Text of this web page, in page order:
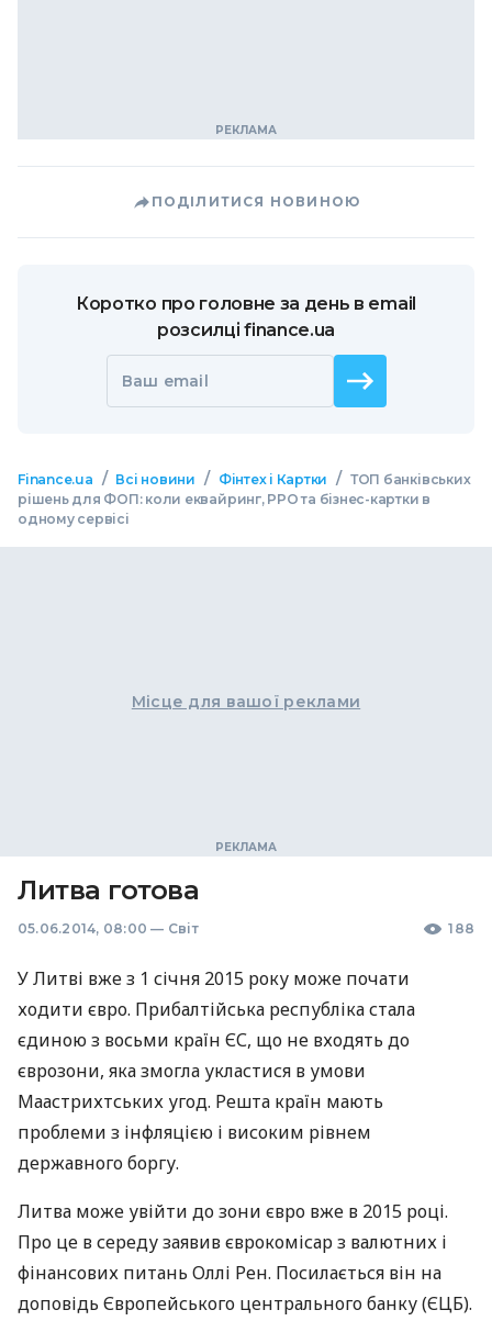
ПОДІЛИТИСЯ НОВИНОЮ
Коротко про головне за день в email
розсилці finance.ua
Ваш email
Finance.ua / Всі новини / Фінтех і Картки / ТОП банківських
рішень для ФОП: коли еквайринг, РРО та бізнес-картки в
одному сервісі
Місце для вашої реклами
Литва готова
05.06.2014, 08:00 — Світ 188
У Литві вже з 1 січня 2015 року може почати
ходити євро. Прибалтійська республіка стала
єдиною з восьми країн ЄС, що не входять до
єврозони, яка змогла укластися в умови
Маастрихтських угод. Решта країн мають
проблеми з інфляцією і високим рівнем
державного боргу.
Литва може увійти до зони євро вже в 2015 році.
Про це в середу заявив єврокомісар з валютних і
фінансових питань Оллі Рен. Посилається він на
доповідь Європейського центрального банку (ЄЦБ).